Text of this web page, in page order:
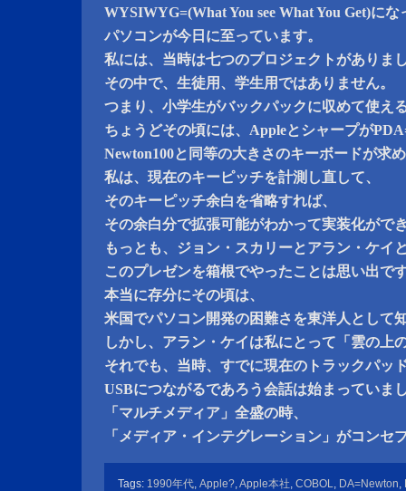
WYSIWYG=(What You see What You Get)にな
パソコンが今日に至っています。
私には、当時は七つのプロジェクトがありま
その中で、生徒用、学生用ではありません。
つまり、小学生がバックパックに収めて使え
ちょうどその頃には、Appleとシャープが
Newton100と同等の大きさのキーボードが求
私は、現在のキーピッチを計測し直して、
そのキーピッチ余白を省略すれば、
その余白分で拡張可能がわかって実装化がで
もっとも、ジョン・スカリーとアラン・ケイ
このプレゼンを箱根でやったことは思い出で
本当に存分にその頃は、
米国でパソコン開発の困難さを東洋人として
しかし、アラン・ケイは私にとって「雲の上
それでも、当時、すでに現在のトラックパッ
USBにつながるであろう会話は始まっていま
「マルチメディア」全盛の時、
「メディア・インテグレーション」がコンセ
Tags: 1990年代, Apple?,Apple本社, COBOL, DA=Newton,